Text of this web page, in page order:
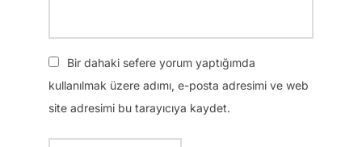
Bir dahaki sefere yorum yaptığımda
kullanılmak üzere adımı, e-posta adresimi ve web
site adresimi bu tarayıcıya kaydet.